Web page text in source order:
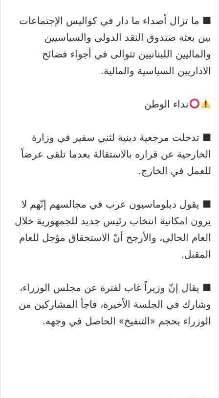
■ ما تزال أصداء ما دار في كواليس الإجتماعات
بين بعثة صندوق النقد الدولي والسياسيين
والماليين اللبنانيين تتوالى في أجواء فضائح
الاداريين السياسية والمالية.
نداء الوطن
■ تدخلت مرجعية دينية لثني سفير في وزارة
الخارجية عن قراره بالاستقالة بعدما تلقى عرضاً
للعمل في الخارج.
■ يقول دبلوماسيون عرب في مجالسهم إنّهم لا
يرون امكانية انتخاب رئيس جديد للجمهورية خلال
العام الحالي، والأرجح أنّ الاستحقاق مؤجل للعام
المقبل.
■ يقال إنّ وزيراً غاب لفترة عن مجلس الوزراء،
وشارك في الجلسة الأخيرة، فاجأ المشاركين من
الوزراء بحجم «التنفيخ» الحاصل في وجهه.